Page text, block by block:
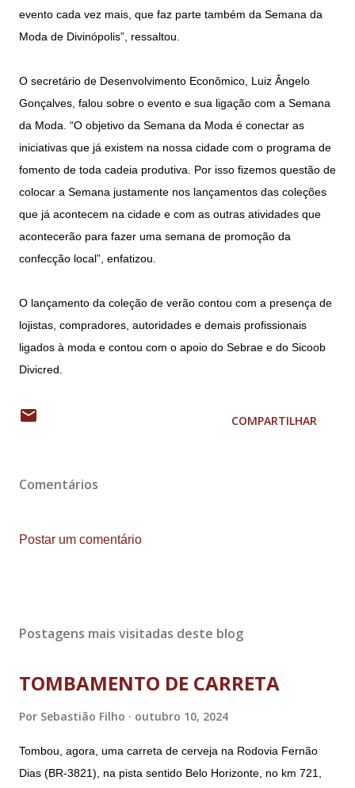
evento cada vez mais, que faz parte também da Semana da
Moda de Divinópolis”, ressaltou.
O secretário de Desenvolvimento Econômico, Luiz Ângelo
Gonçalves, falou sobre o evento e sua ligação com a Semana
da Moda. “O objetivo da Semana da Moda é conectar as
iniciativas que já existem na nossa cidade com o programa de
fomento de toda cadeia produtiva. Por isso fizemos questão de
colocar a Semana justamente nos lançamentos das coleções
que já acontecem na cidade e com as outras atividades que
acontecerão para fazer uma semana de promoção da
confecção local”, enfatizou.
O lançamento da coleção de verão contou com a presença de
lojistas, compradores, autoridades e demais profissionais
ligados à moda e contou com o apoio do Sebrae e do Sicoob
Divicred.
COMPARTILHAR
Comentários
Postar um comentário
Postagens mais visitadas deste blog
TOMBAMENTO DE CARRETA
Por Sebastião Filho outubro 10, 2024
Tombou, agora, uma carreta de cerveja na Rodovia Fernão
Dias (BR-3821), na pista sentido Belo Horizonte, no km 721,